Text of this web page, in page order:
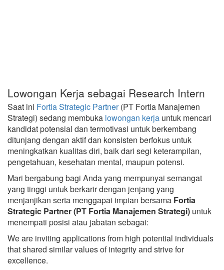
Lowongan Kerja sebagai Research Intern
Saat ini Fortia Strategic Partner(PT Fortia Manajemen
Strategi) sedang membuka lowongan kerja untuk mencari
kandidat potensial dan termotivasi untuk berkembang
ditunjang dengan aktif dan konsisten berfokus untuk
meningkatkan kualitas diri, baik dari segi keterampilan,
pengetahuan, kesehatan mental, maupun potensi.
Mari bergabung bagi Anda yang mempunyai semangat
yang tinggi untuk berkarir dengan jenjang yang
menjanjikan serta menggapai impian bersama Fortia
Strategic Partner (PT Fortia Manajemen Strategi) untuk
menempati posisi atau jabatan sebagai:
We are inviting applications from high potential individuals
that shared similar values of integrity and strive for
excellence.